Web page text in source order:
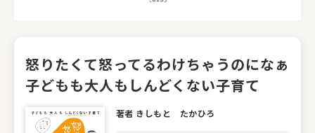
怒りたくて怒ってるわけちゃうのになぁ
子どもも大人もしんどくない子育て
著者 きしもと たかひろ